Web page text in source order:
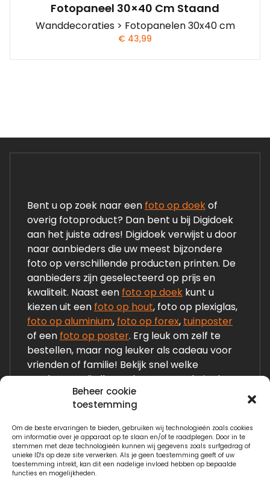
Beheer cookie
toestemming
Om de beste ervaringen te bieden, gebruiken wij technologieën zoals cookies
om informatie over je apparaat op te slaan en/of te raadplegen. Door in te
stemmen met deze technologieën kunnen wij gegevens zoals surfgedrag of
unieke ID's op deze site verwerken. Als je geen toestemming geeft of uw
toestemming intrekt, kan dit een nadelige invloed hebben op bepaalde
functies en mogelijkheden.
Fotopaneel 30×40 Cm Staand
Wanddecoraties > Fotopanelen 30x40 cm
€ 43,99
Bent u op zoek naar een foto op doekof
overig fotoproduct? Dan bent u bij Digidoek
aan het juiste adres! Digidoek verwijst u door
naar aanbieders die uw meest bijzondere
foto op verschillende producten printen. De
aanbieders zijn geselecteerd op prijs en
kwaliteit. Naast een foto op doek kunt u
kiezen uit een foto op hout, foto op plexiglas,
foto op aluminium, foto op forex, tuinposter
of een foto op poster. Erg leuk om zelf te
bestellen, maar nog leuker als cadeau voor
vrienden of familie! Bekijk snel welke
producten wij allemaal op onze website laten
Links:
Fotogeschenken.nl